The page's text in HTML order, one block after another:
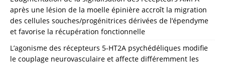
après une lésion de la moelle épinière accroît la migration
des cellules souches/progénitrices dérivées de l’épendyme
et favorise la récupération fonctionnelle
L’agonisme des récepteurs 5-HT2A psychédéliques modifie
le couplage neurovasculaire et affecte différemment les